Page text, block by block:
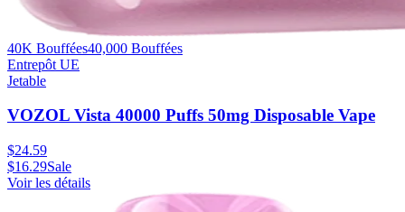
40K Bouffées40,000 Bouffées
Entrepôt UE
Jetable
VOZOL Vista 40000 Puffs 50mg Disposable Vape
$24.59
$16.29Sale
Voir les détails